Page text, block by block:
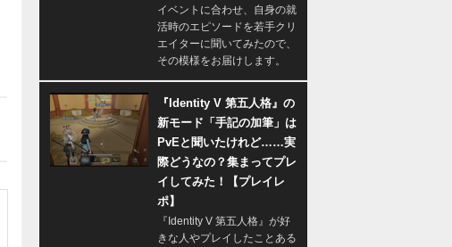
イベントに合わせ、自身の就
活時のエピソードを若手クリ
エイターに聞いてみたので、
その模様をお届けします。
『Identity V 第五人格』の
新モード「手記の加筆」は
PvEと聞いたけれど……実
際どうなの？集まってプレ
イしてみた！【プレイレ
ポ】
『Identity V 第五人格』が好
きな人やプレイしたことある